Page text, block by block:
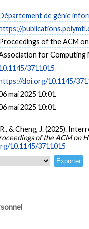
de génie
of the ACM
for Computing
3711015
doi.org/10.1145/
mai 2025 10:01
mai 2025 10:01
& Cheng, J. (2025).
of the ACM on
10.1145/3711015